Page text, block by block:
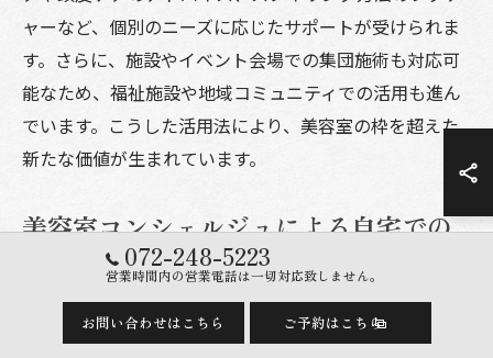
ャーなど、個別のニーズに応じたサポートが受けられま
す。さらに、施設やイベント会場での集団施術も対応可
能なため、福祉施設や地域コミュニティでの活用も進ん
でいます。こうした活用法により、美容室の枠を超えた
新たな価値が生まれています。
美容室コンシェルジュによる自宅での
サポート力
美容室コンシェルジュは、自宅訪問時にも高いサポート
力を発揮します。施術前に入念なヒアリングを行い、生
072-248-5223
営業時間内の営業電話は一切対応致しません。
お問い合わせはこちら ご予約はこちら